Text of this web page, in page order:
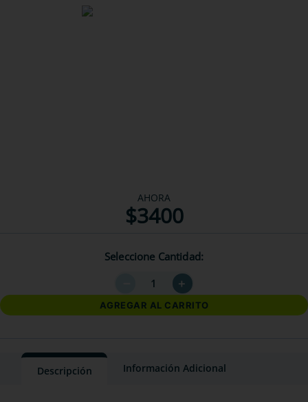
AHORA
$3400
Seleccione Cantidad
＋
AGREGAR AL CARRITO
Descripción Información Adicional